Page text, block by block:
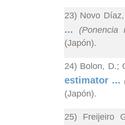
23) Novo
...
(Ponencia
(Japón).
24) Bolon, D.;
estimator ...
(Japón).
25) Freijeiro